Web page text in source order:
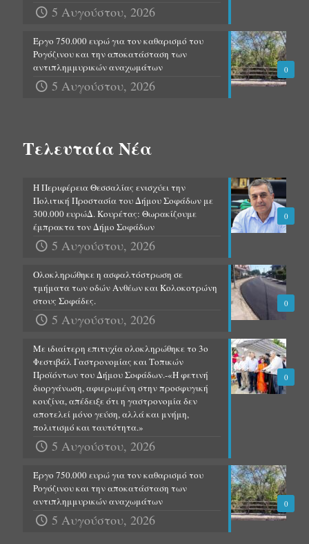
5 Αυγούστου, 2026
0
Έργο 750.000 ευρώ για τον καθαρισμό του
Ρογόζινου και την αποκατάσταση των
αντιπλημμυρικών αναχωμάτων
5 Αυγούστου, 2026
Τελευταία Νέα
0
Η Περιφέρεια Θεσσαλίας ενισχύει την
Πολιτική Προστασία του Δήμου Σοφάδων με
300.000 ευρώΔ. Κουρέτας: Θωρακίζουμε
έμπρακτα τον Δήμο Σοφάδων
5 Αυγούστου, 2026
0
Ολοκληρώθηκε η ασφαλτόστρωση σε
τμήματα των οδών Ανθέων και Κολοκοτρώνη
στους Σοφάδες.
5 Αυγούστου, 2026
0
Με ιδιαίτερη επιτυχία ολοκληρώθηκε το 3ο
Φεστιβάλ Γαστρονομίας και Τοπικών
Προϊόντων του Δήμου Σοφάδων.-«Η φετινή
διοργάνωση, αφιερωμένη στην προσφυγική
κουζίνα, απέδειξε ότι η γαστρονομία δεν
αποτελεί μόνο γεύση, αλλά και μνήμη,
πολιτισμό και ταυτότητα.»
5 Αυγούστου, 2026
0
Έργο 750.000 ευρώ για τον καθαρισμό του
Ρογόζινου και την αποκατάσταση των
αντιπλημμυρικών αναχωμάτων
5 Αυγούστου, 2026